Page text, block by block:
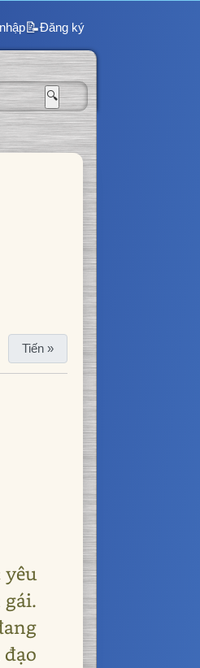
📝Đăng ký
🔍
Tiến »
yêu